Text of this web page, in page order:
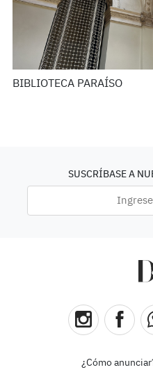
BIBLIOTECA PARAÍSO
SUSCRÍBASE A
¿Cómo